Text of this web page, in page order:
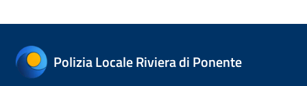
Polizia Locale Riviera di Ponente